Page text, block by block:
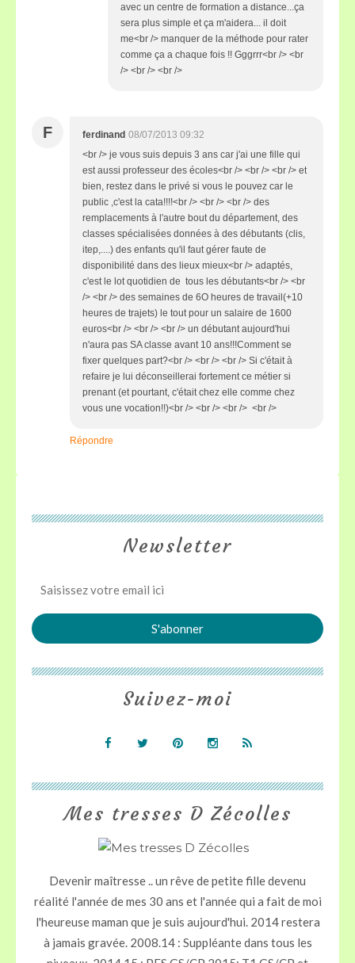
avec un centre de formation a distance...ça
sera plus simple et ça m'aidera... il doit
me<br /> manquer de la méthode pour rater
comme ça a chaque fois !! Gggrrr<br /> <br
/> <br /> <br />
F ferdinand 08/07/2013 09:32
<br /> je vous suis depuis 3 ans car j'ai une fille qui
est aussi professeur des écoles<br /> <br /> <br /> et
bien, restez dans le privé si vous le pouvez car le
public ,c'est la cata!!!!<br /> <br /> <br /> des
remplacements à l'autre bout du département, des
classes spécialisées données à des débutants (clis,
itep,....) des enfants qu'il faut gérer faute de
disponibilité dans des lieux mieux<br /> adaptés,
c'est le lot quotidien de tous les débutants<br /> <br
/> <br /> des semaines de 6O heures de travail(+10
heures de trajets) le tout pour un salaire de 1600
euros<br /> <br /> <br /> un débutant aujourd'hui
n'aura pas SA classe avant 10 ans!!!Comment se
fixer quelques part?<br /> <br /> <br /> Si c'était à
refaire je lui déconseillerai fortement ce métier si
prenant (et pourtant, c'était chez elle comme chez
vous une vocation!!)<br /> <br /> <br /> <br />
Répondre
Newsletter
Mes tresses D Zécolles
Devenir maîtresse .. un rêve de petite fille devenu
réalité l'année de mes 30 ans et l'année qui a fait de moi
l'heureuse maman que je suis aujourd'hui. 2014 restera
à jamais gravée. 2008.14 : Suppléante dans tous les
Suivez-moi